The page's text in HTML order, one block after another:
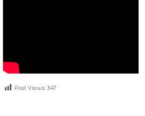
Post Views: 347